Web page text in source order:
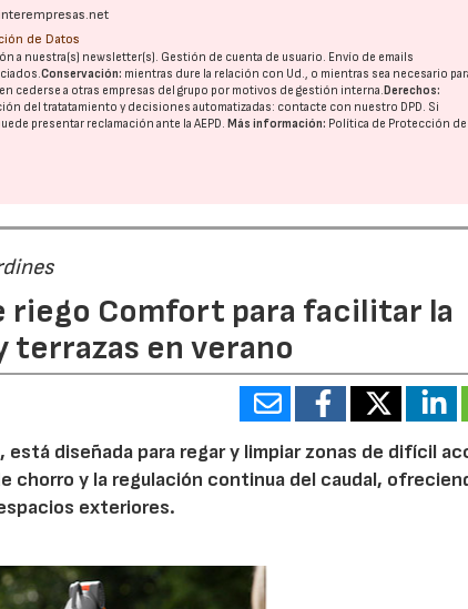
de Datos
a nuestra(s) newsletter(s). Gestión de cuenta de usuario. Envío de emails
Conservación: mientras dure la relación con Ud., o mientras sea necesario
cederse a otras empresas del grupo por motivos de gestión interna.Derechos:
del tratatamiento y decisiones automatizadas: contacte con nuestro DPD. Si
presentar reclamación ante laAEPD.Más información: Política de Protección de
riego Comfort para facilitar la
terrazas en verano
diseñada para regar y limpiar zonas de difícil
chorro y la regulación continua del caudal,
exteriores.